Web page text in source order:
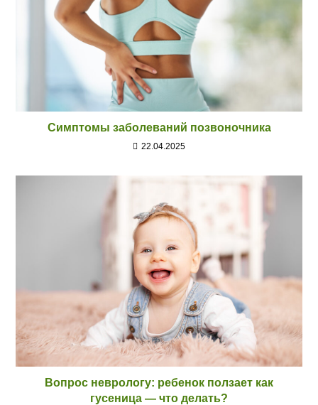
Симптомы заболеваний позвоночника
22.04.2025
Вопрос неврологу: ребенок ползает как
гусеница — что делать?